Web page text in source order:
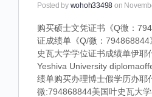
Posted by wohoh33498 on
购买硕士文凭证书《Q微：
证成绩单《Q/微：
史瓦大学学位证书成绩单伊耶
Yeshiva University
绩单购买办理博士假学历办耶
微:794868844美国叶史瓦大